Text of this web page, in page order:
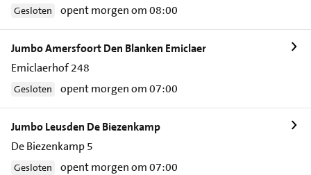
Gesloten opent morgen om 08:00
Jumbo Amersfoort Den Blanken Emiclaer
Emiclaerhof 248
Gesloten opent morgen om 07:00
Jumbo Leusden De Biezenkamp
De Biezenkamp 5
Gesloten opent morgen om 07:00